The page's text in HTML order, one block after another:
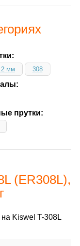
мм 308
прутки:
(ER308L),
Kiswel T-308L